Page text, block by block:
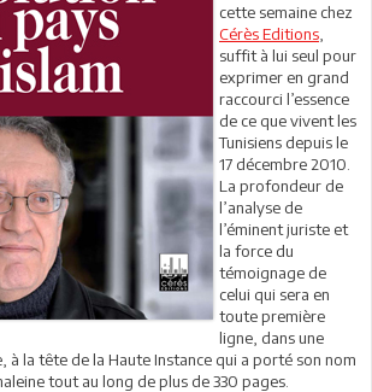
cette semaine chez
Cérès Editions
suffit à lui seul pour
exprimer en grand
raccourci l’essence
de ce que vivent les
Tunisiens depuis le
17 décembre 2010.
La profondeur de
l’analyse de
l’éminent juriste et
la force du
témoignage de
celui qui sera en
toute première
ligne, dans une
la tête de la Haute Instance qui a porté son nom
tout au long de plus de 330 pages.